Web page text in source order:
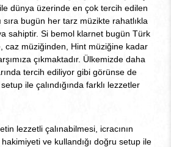
ile dünya üzerinde en çok tercih edilen
sıra bugün her tarz müzikte rahatlıkla
sahiptir. Si bemol klarnet bugün Türk
caz müziğinden, Hint müziğine kadar
çıkmaktadır. Ülkemizde daha
tercih ediliyor gibi görünse de
ile çalındığında farklı lezzetler
lezzetli çalınabilmesi, icracının
ve kullandığı doğru setup ile